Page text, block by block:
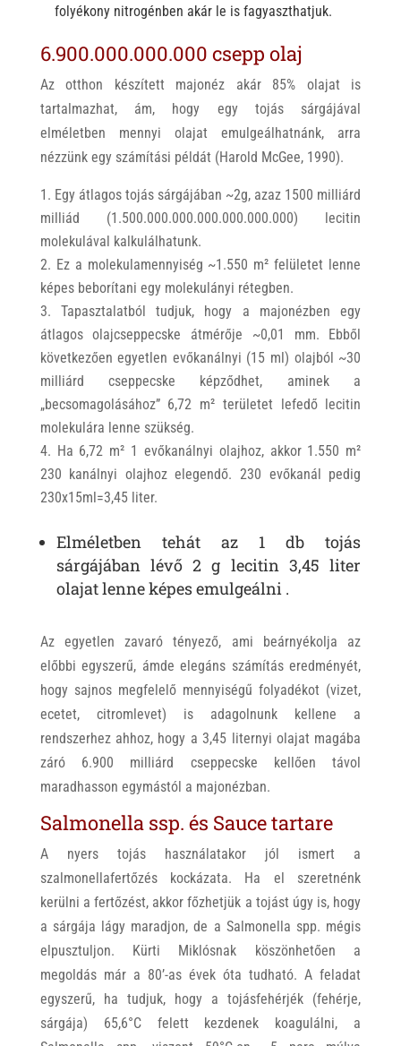
folyékony nitrogénben akár le is fagyaszthatjuk.
6.900.000.000.000 csepp olaj
Az otthon készített majonéz akár 85% olajat is
tartalmazhat, ám, hogy egy tojás sárgájával
elméletben mennyi olajat emulgeálhatnánk, arra
nézzünk egy számítási példát (Harold McGee, 1990).
Egy átlagos tojás sárgájában ~2g, azaz 1500 milliárd
milliád (1.500.000.000.000.000.000.000) lecitin
molekulával kalkulálhatunk.
Ez a molekulamennyiség ~1.550 m² felületet lenne
képes beborítani egy molekulányi rétegben.
Tapasztalatból tudjuk, hogy a majonézben egy
átlagos olajcseppecske átmérője ~0,01 mm. Ebből
következően egyetlen evőkanálnyi (15 ml) olajból ~30
milliárd cseppecske képződhet, aminek a
„becsomagolásához” 6,72 m² területet lefedő lecitin
molekulára lenne szükség.
Ha 6,72 m² 1 evőkanálnyi olajhoz, akkor 1.550 m²
230 kanálnyi olajhoz elegendő. 230 evőkanál pedig
230x15ml=3,45 liter.
Elméletben tehát az 1 db tojás
sárgájában lévő 2 g lecitin 3,45 liter
olajat lenne képes emulgeálni .
Az egyetlen zavaró tényező, ami beárnyékolja az
előbbi egyszerű, ámde elegáns számítás eredményét,
hogy sajnos megfelelő mennyiségű folyadékot (vizet,
ecetet, citromlevet) is adagolnunk kellene a
rendszerhez ahhoz, hogy a 3,45 liternyi olajat magába
záró 6.900 milliárd cseppecske kellően távol
maradhasson egymástól a majonézban.
Salmonella ssp. és Sauce tartare
A nyers tojás használatakor jól ismert a
szalmonellafertőzés kockázata. Ha el szeretnénk
kerülni a fertőzést, akkor főzhetjük a tojást úgy is, hogy
a sárgája lágy maradjon, de a Salmonella spp. mégis
elpusztuljon. Kürti Miklósnak köszönhetően a
megoldás már a 80’-as évek óta tudható. A feladat
egyszerű, ha tudjuk, hogy a tojásfehérjék (fehérje,
sárgája) 65,6°C felett kezdenek koagulálni, a